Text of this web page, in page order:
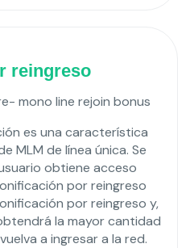
reingreso
es una característica
MLM de línea única. Se
obtiene acceso
por reingreso
por reingreso y,
la mayor cantidad
a ingresar a la red.